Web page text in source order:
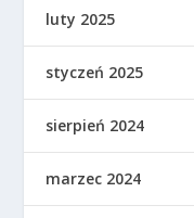
luty 2025
styczeń 2025
sierpień 2024
marzec 2024